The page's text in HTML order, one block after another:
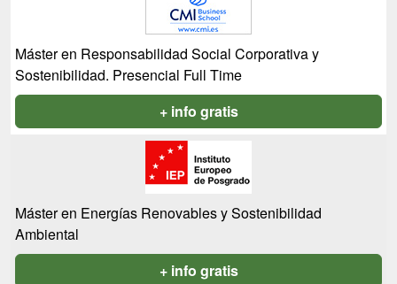
Máster en Responsabilidad Social Corporativa y
Sostenibilidad. Presencial Full Time
+ info gratis
Máster en Energías Renovables y Sostenibilidad
Ambiental
+ info gratis